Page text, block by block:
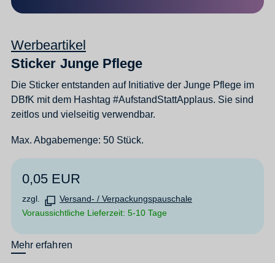
Werbeartikel
Sticker Junge Pflege
Die Sticker entstanden auf Initiative der Junge Pflege im
DBfK mit dem Hashtag #AufstandStattApplaus. Sie sind
zeitlos und vielseitig verwendbar.
Max. Abgabemenge: 50 Stück.
0,05 EUR
zzgl.
Versand- / Verpackungspauschale
Voraussichtliche Lieferzeit: 5-10 Tage
Mehr erfahren